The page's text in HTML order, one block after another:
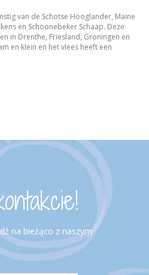
van de Schotse Hooglander, Maine
en Schoonebeker Schaap. Deze
in Drenthe, Friesland, Groningen en
en klein en het vlees heeft een
na bieżąco z naszym